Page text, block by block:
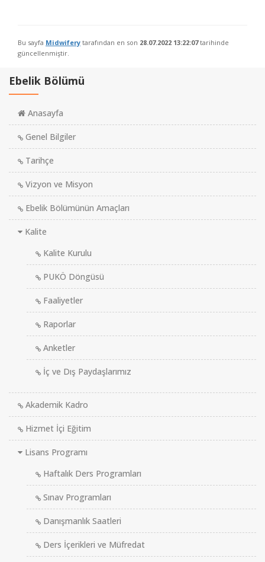
Bu sayfa Midwifery tarafından en son 28.07.2022 13:22:07tarihinde
güncellenmiştir.
Ebelik Bölümü
Anasayfa
Genel Bilgiler
Tarihçe
Vizyon ve Misyon
Ebelik Bölümünün Amaçları
Kalite
Kalite Kurulu
PUKÖ Döngüsü
Faaliyetler
Raporlar
Anketler
İç ve Dış Paydaşlarımız
Akademik Kadro
Hizmet İçi Eğitim
Lisans Programı
Haftalık Ders Programları
Sınav Programları
Danışmanlık Saatleri
Ders İçerikleri ve Müfredat